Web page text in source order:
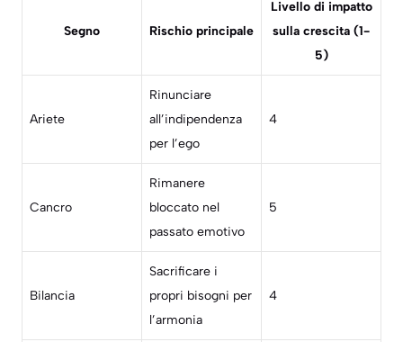
Segno Rischio principale
Livello di impatto
sulla crescita (1-
5)
Ariete
Rinunciare
all’indipendenza
per l’ego
4
Cancro
Rimanere
bloccato nel
passato emotivo
5
Bilancia
Sacrificare i
propri bisogni per
l’armonia
4